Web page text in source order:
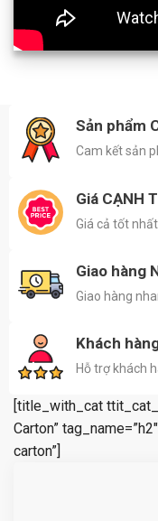
Sản phẩm
Cam kết sản
Giá CẠNH
Giá cả tốt
Giao hàng
Giao hàng
Khách
Hỗ trợ khách
[title_with_cat
Carton”
carton”]